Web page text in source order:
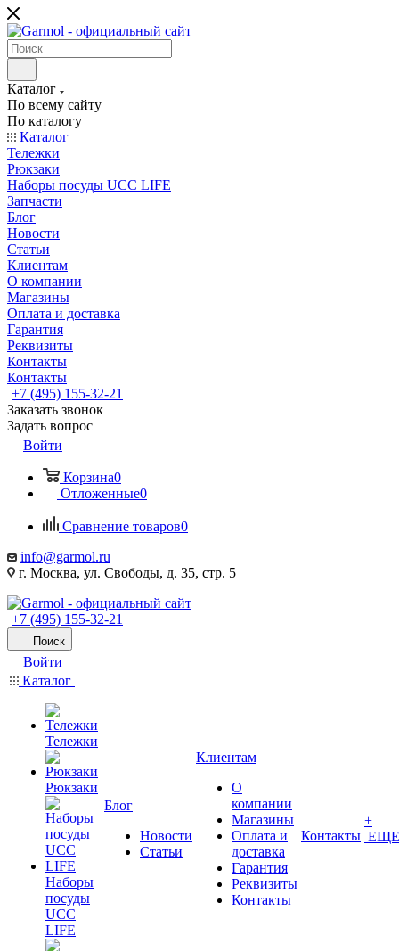
Каталог
По всему сайту
По каталогу
Каталог
Тележки
Рюкзаки
Наборы посуды UCC LIFE
Запчасти
Блог
Новости
Статьи
Клиентам
О компании
Магазины
Оплата и доставка
Гарантия
Реквизиты
Контакты
Контакты
+7 (495) 155-32-21
Заказать звонок
Задать вопрос
Войти
Корзина0
Отложенные0
Сравнение товаров0
info@garmol.ru
г. Москва, ул. Свободы, д. 35, стр. 5
+7 (495) 155-32-21
Поиск
Войти
Каталог
Тележки
Рюкзаки
Наборы
посуды
UCC
LIFE
Блог
Новости
Статьи
Клиентам
О
компании
Магазины
Оплата и
доставка
Гарантия
Реквизиты
Контакты
Контакты
+
ЕЩЕ